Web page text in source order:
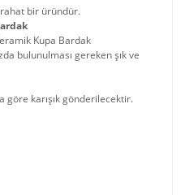
rahat bir üründür.
Kupa Bardak
bulunulması gereken şık ve
göre karışık gönderilecektir.